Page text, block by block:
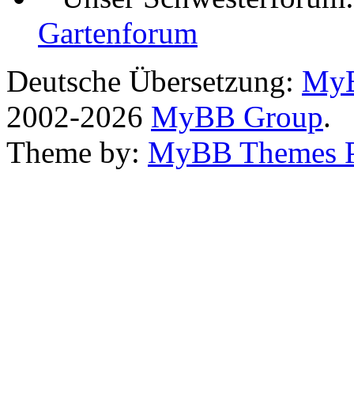
Gartenforum
Deutsche Übersetzung:
2002-2026 MyBB Group.
Theme by: MyBB Themes